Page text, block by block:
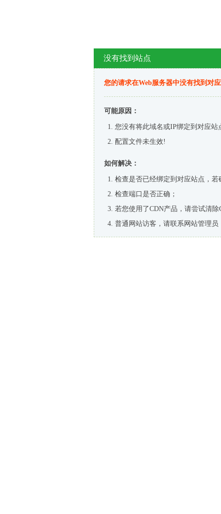
没有找到站点
您的请求在Web服务器中没有找到对
可能原因：
您没有将此域名或IP绑定到对应站
配置文件未生效!
如何解决：
检查是否已经绑定到对应站点，
检查端口是否正确；
若您使用了CDN产品，请尝试清除
普通网站访客，请联系网站管理员